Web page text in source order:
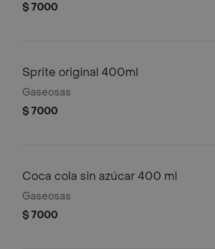
$ 7000
Sprite original 400ml
Gaseosas
$ 7000
Coca cola sin azúcar 400 ml
Gaseosas
$ 7000